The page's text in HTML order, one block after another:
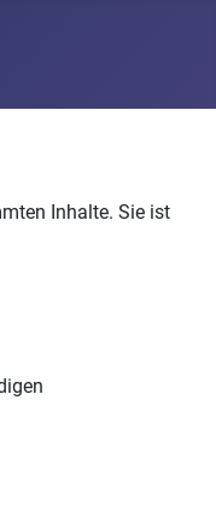
Inhalte. Sie ist